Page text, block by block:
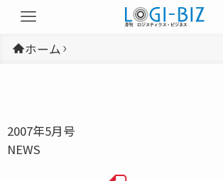
ホーム
2007年5月号
NEWS